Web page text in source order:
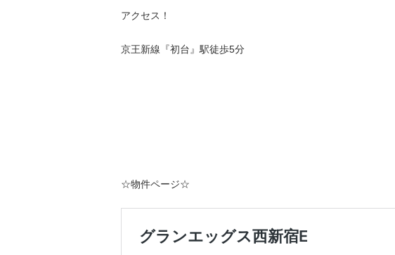
アクセス！
京王新線『初台』駅徒歩5分
☆物件ページ☆